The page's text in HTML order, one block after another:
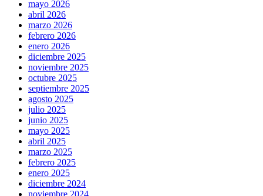
mayo 2026
abril 2026
marzo 2026
febrero 2026
enero 2026
diciembre 2025
noviembre 2025
octubre 2025
septiembre 2025
agosto 2025
julio 2025
junio 2025
mayo 2025
abril 2025
marzo 2025
febrero 2025
enero 2025
diciembre 2024
noviembre 2024